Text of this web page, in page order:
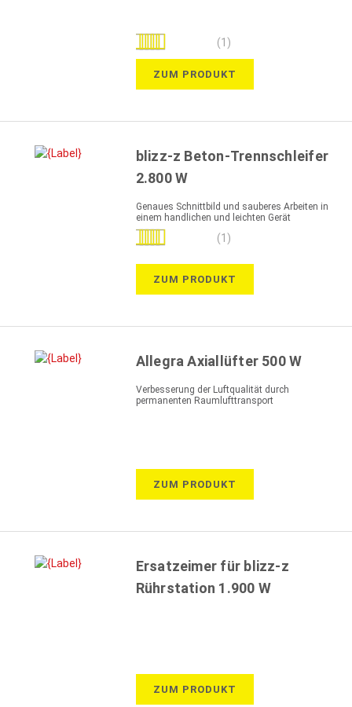
Bewertung:
100%
(1)
ZUM PRODUKT
blizz-z Beton-Trennschleifer
2.800 W
Genaues Schnittbild und sauberes Arbeiten in
einem handlichen und leichten Gerät
Bewertung:
(1)
ZUM PRODUKT
Allegra Axiallüfter 500 W
Verbesserung der Luftqualität durch
permanenten Raumlufttransport
ZUM PRODUKT
Ersatzeimer für blizz-z
Rührstation 1.900 W
ZUM PRODUKT